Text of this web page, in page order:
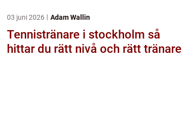
03 juni 2026 Adam Wallin
Tennistränare i stockholm så
hittar du rätt nivå och rätt tränare